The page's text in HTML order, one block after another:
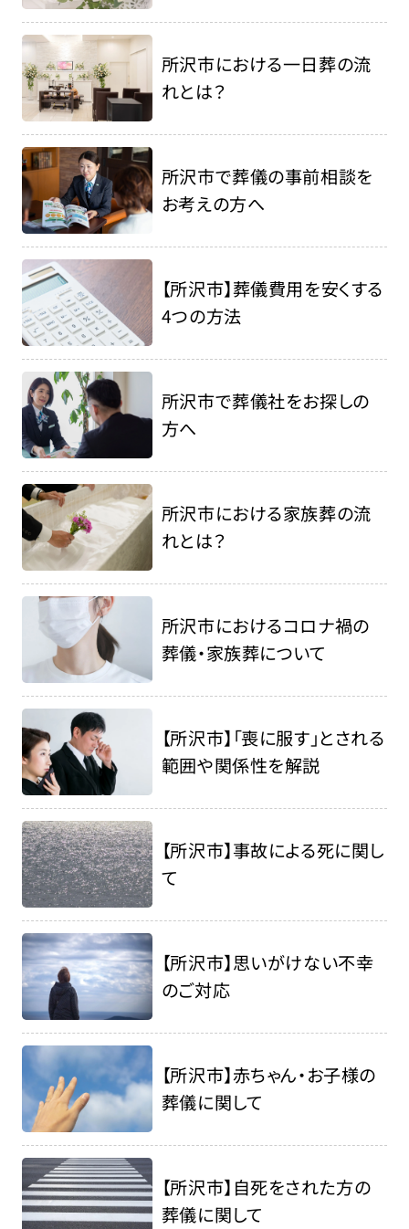
所沢市における一日葬の流
れとは？
所沢市で葬儀の事前相談を
お考えの方へ
【所沢市】葬儀費用を安くする
4つの方法
所沢市で葬儀社をお探しの
方へ
所沢市における家族葬の流
れとは？
所沢市におけるコロナ禍の
葬儀・家族葬について
【所沢市】「喪に服す」とされる
範囲や関係性を解説
【所沢市】事故による死に関し
て
【所沢市】思いがけない不幸
のご対応
【所沢市】赤ちゃん・お子様の
葬儀に関して
【所沢市】自死をされた方の
葬儀に関して